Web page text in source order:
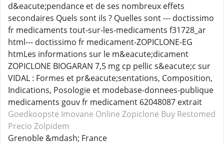
d&eacute;pendance et de ses nombreux effets
secondaires Quels sont ils ? Quelles sont --- doctissimo
fr medicaments tout-sur-les-medicaments f31728_ar
html--- doctissimo fr medicament-ZOPICLONE-EG
htmLes informations sur le m&eacute;dicament
ZOPICLONE BIOGARAN 7,5 mg cp pellic s&eacute;c sur
VIDAL : Formes et pr&eacute;sentations, Composition,
Indications, Posologie et modebase-donnees-publique
medicaments gouv fr medicament 62048087 extrait
Goedkoopste Imovane Online Zopiclone Buy Restomed
Precio Zolpidem
Grenoble &mdash; France